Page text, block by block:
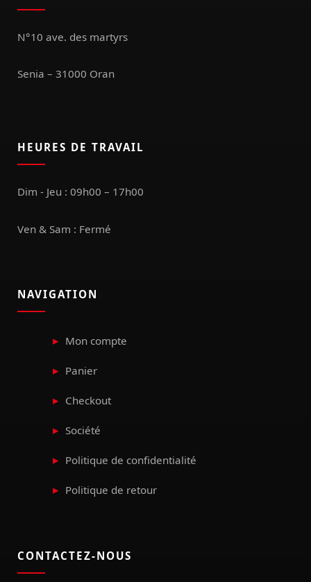
N°10 ave. des martyrs
Senia – 31000 Oran
HEURES DE TRAVAIL
Dim - Jeu : 09h00 – 17h00
Ven & Sam : Fermé
NAVIGATION
Mon compte
Panier
Checkout
Société
Politique de confidentialité
Politique de retour
CONTACTEZ-NOUS